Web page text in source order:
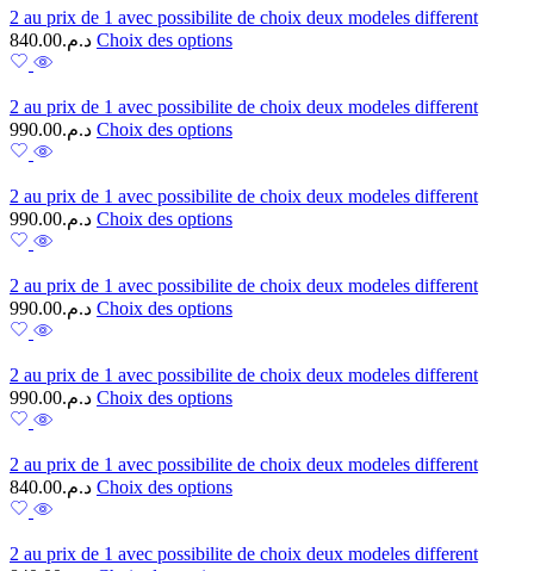
2 au prix de 1 avec possibilite de choix deux modeles different
د.م.840.00 Choix des options
2 au prix de 1 avec possibilite de choix deux modeles different
د.م.990.00 Choix des options
2 au prix de 1 avec possibilite de choix deux modeles different
د.م.990.00 Choix des options
2 au prix de 1 avec possibilite de choix deux modeles different
د.م.990.00 Choix des options
2 au prix de 1 avec possibilite de choix deux modeles different
د.م.990.00 Choix des options
2 au prix de 1 avec possibilite de choix deux modeles different
د.م.840.00 Choix des options
2 au prix de 1 avec possibilite de choix deux modeles different